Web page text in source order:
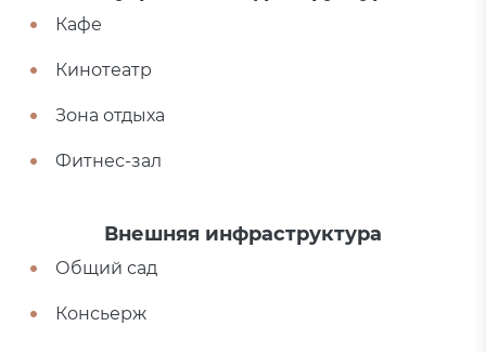
Кафе
Кинотеатр
Зона отдыха
Фитнес-зал
Внешняя инфраструктура
Общий сад
Консьерж